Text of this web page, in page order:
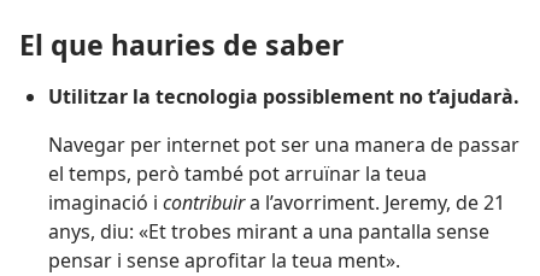
El que hauries de saber
Utilitzar la tecnologia possiblement no t’ajudarà.
Navegar per internet pot ser una manera de passar
el temps, però també pot arruïnar la teua
imaginació i contribuira l’avorriment. Jeremy, de 21
anys, diu: «Et trobes mirant a una pantalla sense
pensar i sense aprofitar la teua ment».